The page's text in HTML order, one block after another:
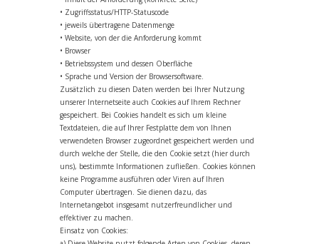
• Zugriffsstatus/HTTP-Statuscode
• jeweils übertragene Datenmenge
• Website, von der die Anforderung kommt
• Browser
• Betriebssystem und dessen Oberfläche
• Sprache und Version der Browsersoftware.
Zusätzlich zu diesen Daten werden bei Ihrer Nutzung
unserer Internetseite auch Cookies auf Ihrem Rechner
gespeichert. Bei Cookies handelt es sich um kleine
Textdateien, die auf Ihrer Festplatte dem von Ihnen
verwendeten Browser zugeordnet gespeichert werden und
durch welche der Stelle, die den Cookie setzt (hier durch
uns), bestimmte Informationen zufließen. Cookies können
keine Programme ausführen oder Viren auf Ihren
Computer übertragen. Sie dienen dazu, das
Internetangebot insgesamt nutzerfreundlicher und
effektiver zu machen.
Einsatz von Cookies: